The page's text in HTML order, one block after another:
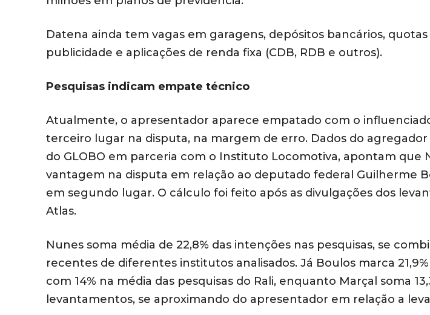
Datena ainda tem vagas em garagens, depósitos bancários,
publicidade e aplicações de renda fixa (CDB, RDB e outros).
Pesquisas indicam empate técnico
Atualmente, o apresentador aparece empatado com o
terceiro lugar na disputa, na margem de erro. Dados do agregador
do GLOBO em parceria com o Instituto Locomotiva, apontam que
vantagem na disputa em relação ao deputado federal Guilherme
em segundo lugar. O cálculo foi feito após as divulgações dos
Atlas.
Nunes soma média de 22,8% das intenções nas pesquisas, se
recentes de diferentes institutos analisados. Já Boulos marca
com 14% na média das pesquisas do Rali, enquanto Marçal soma
levantamentos, se aproximando do apresentador em relação a